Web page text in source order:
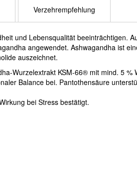
und Lebensqualität beeinträchtigen.
angewendet. Ashwagandha ist
auszeichnet.
Wurzelextrakt KSM-66® mit mind. 5
Balance bei. Pantothensäure
bei Stress bestätigt.
Verzehrempfehlung